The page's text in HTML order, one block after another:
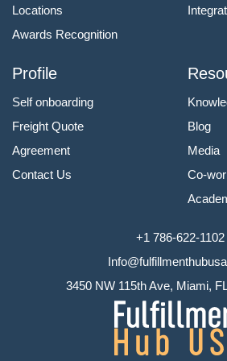
Locations
Awards Recognition
Profile
Self onboarding
Freight Quote
Agreement
Contact Us
Blog
Media
Co-
+1 786-622-1102
3450 NW 115th Ave, Miami,